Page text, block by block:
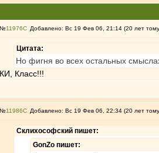
№11976 Добавлено: Вс 19 Фев 06, 21:14 (20 лет
Цитата:
Но фигня во всех остальных
КИ, Класс!!!
№11986 Добавлено: Вс 19 Фев 06, 22:34 (20 лет
Склихософский пишет:
GonZo пишет: